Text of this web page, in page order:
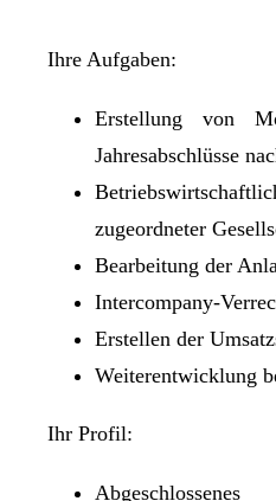
Ihre Aufgaben:
Erstellung von
Jahresabschlüsse
zugeordneter
Bearbeitung der
Intercompany-
Erstellen der
Weiterentwicklung
Ihr Profil:
Abgeschlossenes